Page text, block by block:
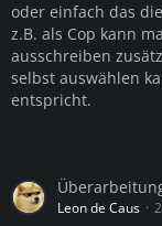
oder einfach das
z.B. als Cop kann
ausschreiben
selbst auswählen
entspricht.
Leon de Caus